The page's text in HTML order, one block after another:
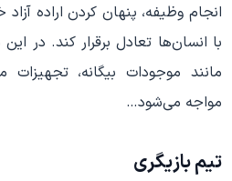
انجام وظیفه، پنهان کردن اراده
با انسان‌ها تعادل برقرار کند. در
مانند موجودات بیگانه،
مواجه می‌شود…
تیم بازیگری